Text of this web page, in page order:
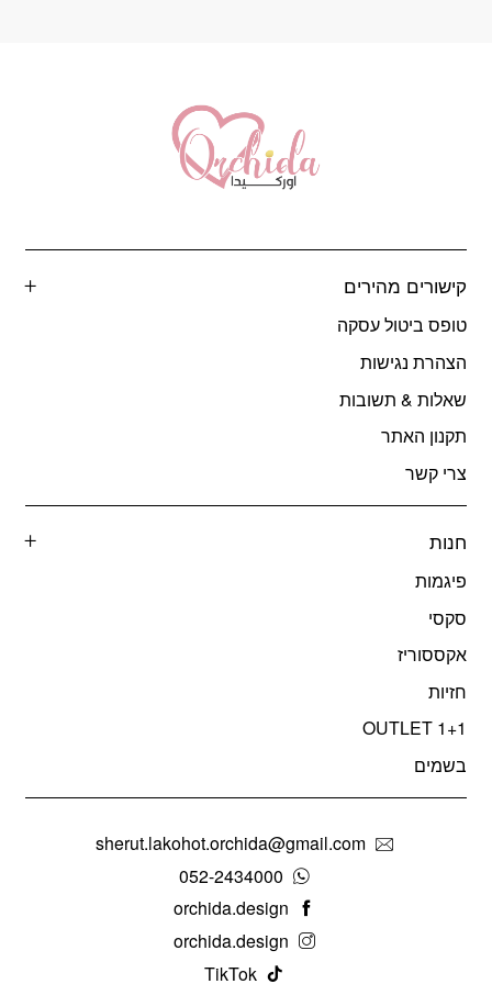
קישורים מהירים
טופס ביטול עסקה
הצהרת נגישות
שאלות & תשובות
תקנון האתר
צרי קשר
חנות
פיגמות
סקסי
אקססוריז
חזיות
OUTLET 1+1
בשמים
sherut.lakohot.orchida@gmail.com
052-2434000
orchida.design
orchida.design
TikTok